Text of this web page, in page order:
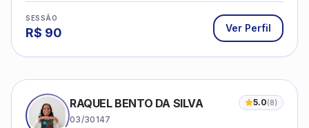
SESSÃO
R$ 90 Ver Perfil
RAQUEL BENTO DA SILVA 5.0(8)
03/30147